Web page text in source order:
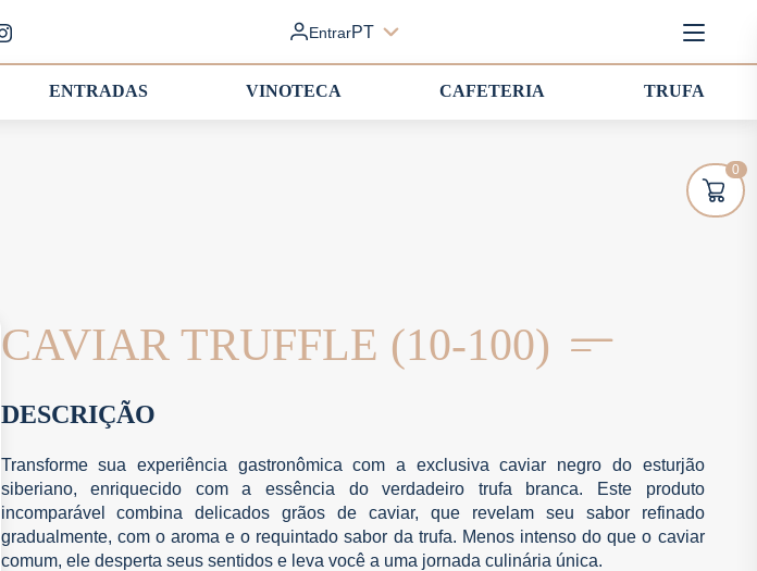
EntrarPT
ENTRADAS VINOTECA CAFETERIA TRUFA
CAVIAR TRUFFLE (10-100)
DESCRIÇÃO
Transforme sua experiência gastronômica com a exclusiva caviar negro do esturjão
siberiano, enriquecido com a essência do verdadeiro trufa branca. Este produto
incomparável combina delicados grãos de caviar, que revelam seu sabor refinado
gradualmente, com o aroma e o requintado sabor da trufa. Menos intenso do que o caviar
comum, ele desperta seus sentidos e leva você a uma jornada culinária única.
0